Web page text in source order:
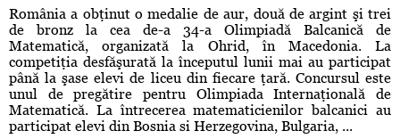
România a obţinut o medalie de aur, două de argint şi trei
de bronz la cea de-a 34-a Olimpiadă Balcanică de
Matematică, organizată la Ohrid, în Macedonia. La
competiţia desfăşurată la începutul lunii mai au participat
până la şase elevi de liceu din fiecare ţară. Concursul este
unul de pregătire pentru Olimpiada Internaţională de
Matematică. La întrecerea matematicienilor balcanici au
participat elevi din Bosnia si Herzegovina, Bulgaria, ...